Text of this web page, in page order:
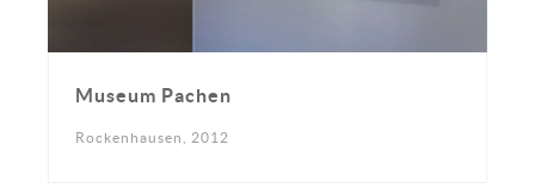
Museum Pachen
Rockenhausen, 2012